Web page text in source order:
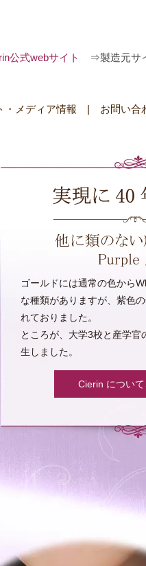
公式webサイト ⇒製造元サ
・メディア情報 | お問い合
ゴールドには通常の色から
な種類がありますが、紫色
れておりました。
ところが、大学3校と産学官
生しました。
Cierin について